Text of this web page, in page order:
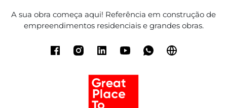
A sua obra começa aqui! Referência em construção de
empreendimentos residenciais e grandes obras.